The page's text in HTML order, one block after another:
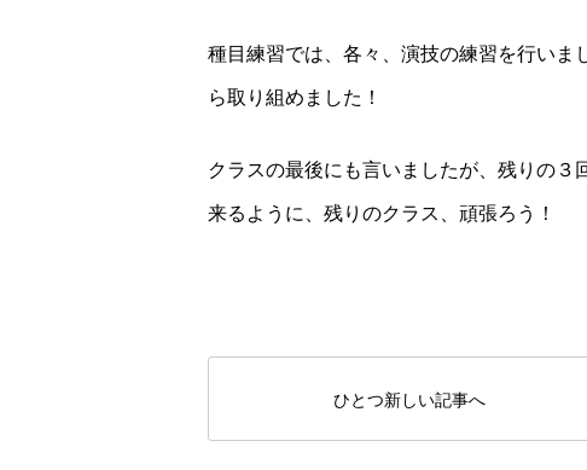
種目練習では、各々、演技の練習を行いま
ら取り組めました！
クラスの最後にも言いましたが、残りの
来るように、残りのクラス、頑張ろう！
ひとつ新しい記事へ